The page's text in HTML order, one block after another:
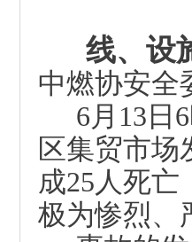
线、设
中燃协安全
6月13日
区集贸市场
成25人死
极为惨烈、